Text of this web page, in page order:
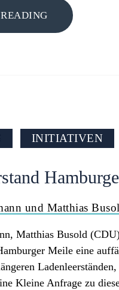
INITIATIVEN
und Matthias
Matthias Busold
Meile eine
Kleine Anfrage zu